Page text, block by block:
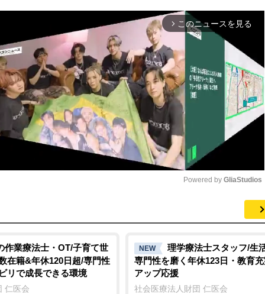
arrow_forward_ios このニュースを見る
t
e
Powered by GliaStudios
作業療法士・OT/子育て世
在籍&年休120日超/専門性
リで成長できる環境
仁医会
NEW
理学療法士スタッフ/生
専門性を磨く年休123日・教育
アップ応援
社会医療法人財団 仁医会